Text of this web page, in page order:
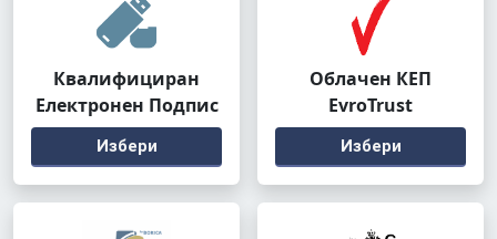
Квалифициран
Електронен Подпис
Избери
Облачен КЕП
EvroTrust
Избери